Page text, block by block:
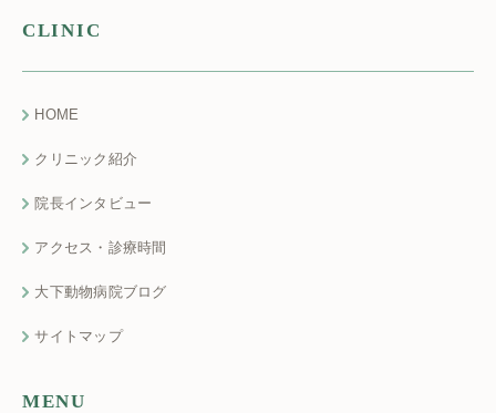
CLINIC
HOME
クリニック紹介
院長インタビュー
アクセス・診療時間
大下動物病院ブログ
サイトマップ
MENU